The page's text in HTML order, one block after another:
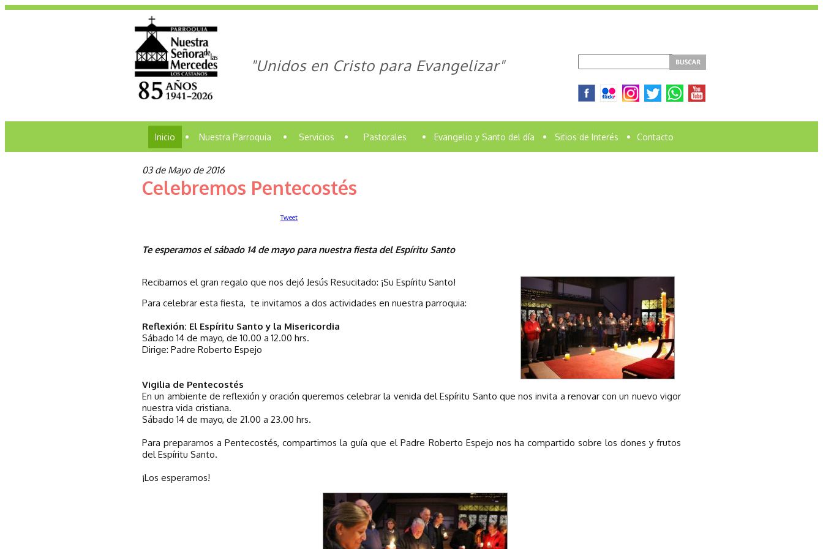
"Unidos en Cristo para Evangelizar"
Inicio • Nuestra Parroquia • Servicios • Pastorales • Evangelio y Santo del día • Sitios de Interés • Contacto
03 de Mayo de 2016
Celebremos Pentecostés
Tweet
Te esperamos el sábado 14 de mayo para nuestra fiesta del Espíritu Santo
Recibamos el gran regalo que nos dejó Jesús Resucitado: ¡Su Espíritu Santo!
Para celebrar esta fiesta, te invitamos a dos actividades en nuestra parroquia:
Reflexión: El Espíritu Santo y la Misericordia
Sábado 14 de mayo, de 10.00 a 12.00 hrs.
Dirige: Padre Roberto Espejo
Vigilia de Pentecostés
En un ambiente de reflexión y oración queremos celebrar la venida del Espíritu Santo que nos invita a renovar con un nuevo vigor
nuestra vida cristiana.
Sábado 14 de mayo, de 21.00 a 23.00 hrs.
Para prepararnos a Pentecostés, compartimos la guía que el Padre Roberto Espejo nos ha compartido sobre los dones y frutos
del Espíritu Santo.
¡Los esperamos!